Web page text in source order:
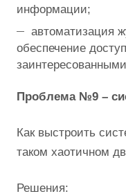
информации;
автоматизация
обеспечение
Проблема №9 –
Как выстроить
таком хаотичном
Решения: